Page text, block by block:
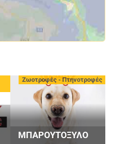
Ζωοτροφές - Πτηνοτροφές
ΜΠΑΡΟΥΤΟΞΥΛΟ